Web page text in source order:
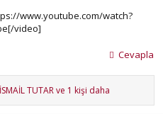
www.youtube.com/watch?
video]
Cevapla
İSMAİL TUTARve 1 kişi daha